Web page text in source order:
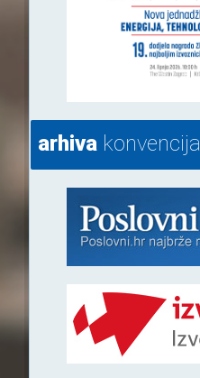
arhivakonvencija